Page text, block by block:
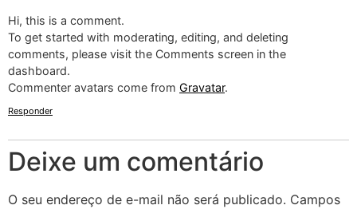
Hi, this is a comment.
To get started with moderating, editing, and deleting
comments, please visit the Comments screen in the
dashboard.
Commenter avatars come from Gravatar.
Responder
Deixe um comentário
O seu endereço de e-mail não será publicado. Campos